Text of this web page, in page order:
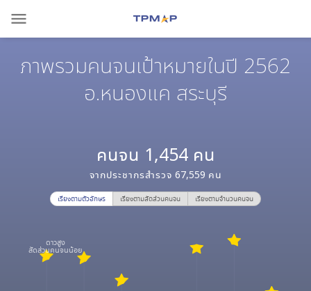
menu
ภาพรวมคนจนเป้าหมายในปี 2562
อ.หนองแค สระบุรี
คนจน 1,454 คน
จากประชากรสำรวจ 67,559 คน
เรียงตามตัวอักษร เรียงตามสัดส่วนคนจน เรียงตามจำนวนคนจน
ดาวสูง
สัดส่วนคนจนน้อย